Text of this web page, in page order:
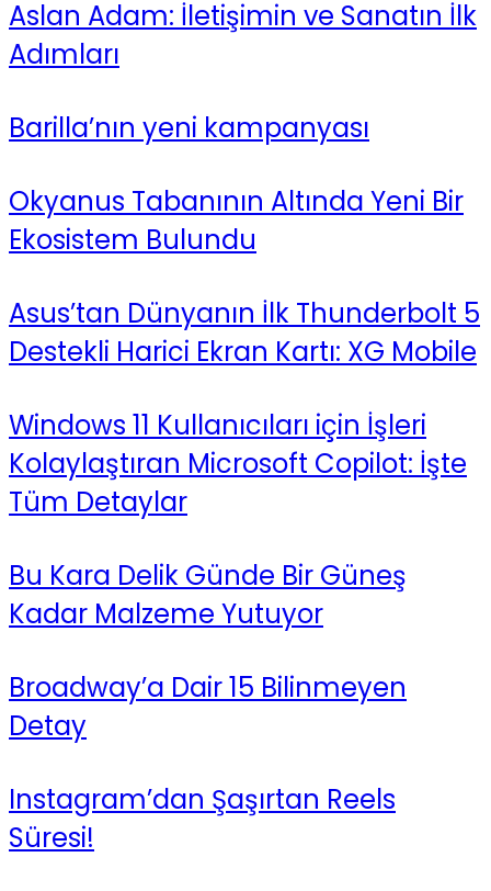
Aslan Adam: İletişimin ve Sanatın İlk
Adımları
Barilla’nın yeni kampanyası
Okyanus Tabanının Altında Yeni Bir
Ekosistem Bulundu
Asus’tan Dünyanın İlk Thunderbolt 5
Destekli Harici Ekran Kartı: XG Mobile
Windows 11 Kullanıcıları için İşleri
Kolaylaştıran Microsoft Copilot: İşte
Tüm Detaylar
Bu Kara Delik Günde Bir Güneş
Kadar Malzeme Yutuyor
Broadway’a Dair 15 Bilinmeyen
Detay
Instagram’dan Şaşırtan Reels
Süresi!